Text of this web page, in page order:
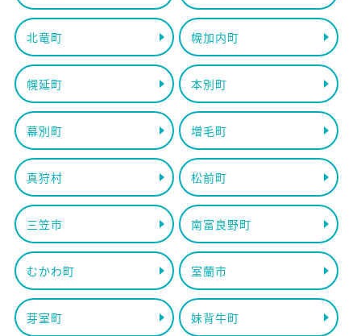
北竜町 幌加内町
幌延町 本別町
幕別町 増毛町
真狩村 松前町
三笠市 南富良野町
むかわ町 室蘭市
芽室町 妹背牛町